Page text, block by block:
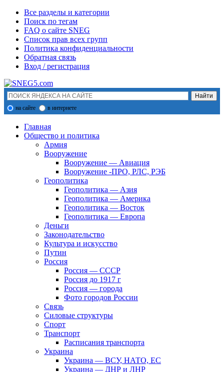
Все разделы и категории
Поиск по тегам
FAQ о сайте SNEG
Список прав всех групп
Политика конфиденциальности
Обратная связь
Вход / регистрация
на сайте в интернете
Главная
Общество и политика
Армия
Вооружение
Вооружение — Авиация
Вооружение -ПРО, РЛС, РЭБ
Геополитика
Геополитика — Азия
Геополитика — Америка
Геополитика — Восток
Геополитика — Европа
Деньги
Законодательство
Культура и искусство
Путин
Россия
Россия — СССР
Россия до 1917 г
Россия — города
Фото городов России
Связь
Силовые структуры
Спорт
Транспорт
Расписания транспорта
Украина
Украина — ВСУ, НАТО, ЕС
Украина — ДНР и ЛНР